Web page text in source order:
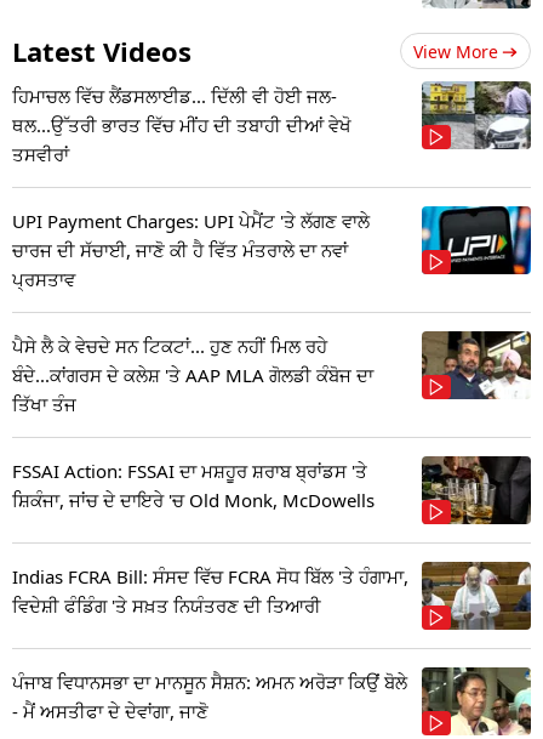
Latest Videos View More
ਹਿਮਾਚਲ ਵਿੱਚ ਲੈਂਡਸਲਾਈਡ... ਦਿੱਲੀ ਵੀ ਹੋਈ ਜਲ-
ਥਲ...ਉੱਤਰੀ ਭਾਰਤ ਵਿੱਚ ਮੀਂਹ ਦੀ ਤਬਾਹੀ ਦੀਆਂ ਵੇਖੋ
ਤਸਵੀਰਾਂ
UPI Payment Charges: UPI ਪੇਮੈਂਟ 'ਤੇ ਲੱਗਣ ਵਾਲੇ
ਚਾਰਜ ਦੀ ਸੱਚਾਈ, ਜਾਣੋ ਕੀ ਹੈ ਵਿੱਤ ਮੰਤਰਾਲੇ ਦਾ ਨਵਾਂ
ਪ੍ਰਸਤਾਵ
ਪੈਸੇ ਲੈ ਕੇ ਵੇਚਦੇ ਸਨ ਟਿਕਟਾਂ... ਹੁਣ ਨਹੀਂ ਮਿਲ ਰਹੇ
ਬੰਦੇ...ਕਾਂਗਰਸ ਦੇ ਕਲੇਸ਼ 'ਤੇ AAP MLA ਗੋਲਡੀ ਕੰਬੋਜ ਦਾ
ਤਿੱਖਾ ਤੰਜ
FSSAI Action: FSSAI ਦਾ ਮਸ਼ਹੂਰ ਸ਼ਰਾਬ ਬ੍ਰਾਂਡਸ 'ਤੇ
ਸ਼ਿਕੰਜਾ, ਜਾਂਚ ਦੇ ਦਾਇਰੇ 'ਚ Old Monk, McDowells
Indias FCRA Bill: ਸੰਸਦ ਵਿੱਚ FCRA ਸੋਧ ਬਿੱਲ 'ਤੇ ਹੰਗਾਮਾ,
ਵਿਦੇਸ਼ੀ ਫੰਡਿੰਗ 'ਤੇ ਸਖ਼ਤ ਨਿਯੰਤਰਣ ਦੀ ਤਿਆਰੀ
ਪੰਜਾਬ ਵਿਧਾਨਸਭਾ ਦਾ ਮਾਨਸੂਨ ਸੈਸ਼ਨ: ਅਮਨ ਅਰੋੜਾ ਕਿਉਂ ਬੋਲੇ
- ਮੈਂ ਅਸਤੀਫਾ ਦੇ ਦੇਵਾਂਗਾ, ਜਾਣੋ